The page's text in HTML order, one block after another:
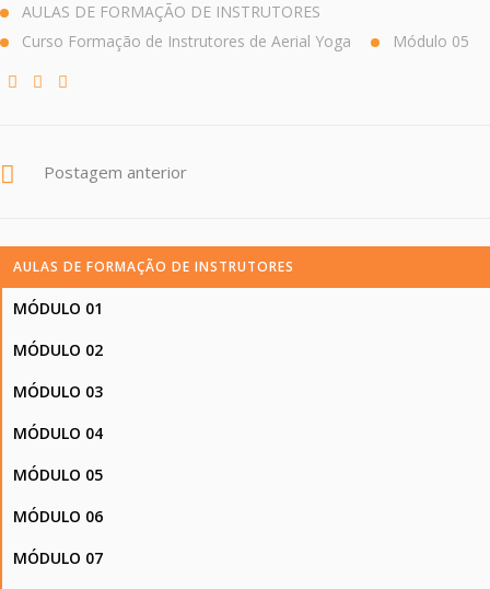
AULAS DE FORMAÇÃO DE INSTRUTORES
Curso Formação de Instrutores de Aerial Yoga
Módulo 05
Postagem anterior
AULAS DE FORMAÇÃO DE INSTRUTORES
MÓDULO 01
MÓDULO 02
MÓDULO 03
MÓDULO 04
MÓDULO 05
MÓDULO 06
MÓDULO 07